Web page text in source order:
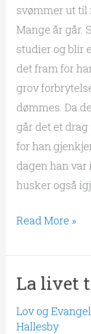
svømmer ut til
Mange år går.
studier og blir
det fram for
grov
dømmes. Da
går det et
for han
dagen han
husker også
Read More »
La livet
Lov og
Hallesby
La
tale!